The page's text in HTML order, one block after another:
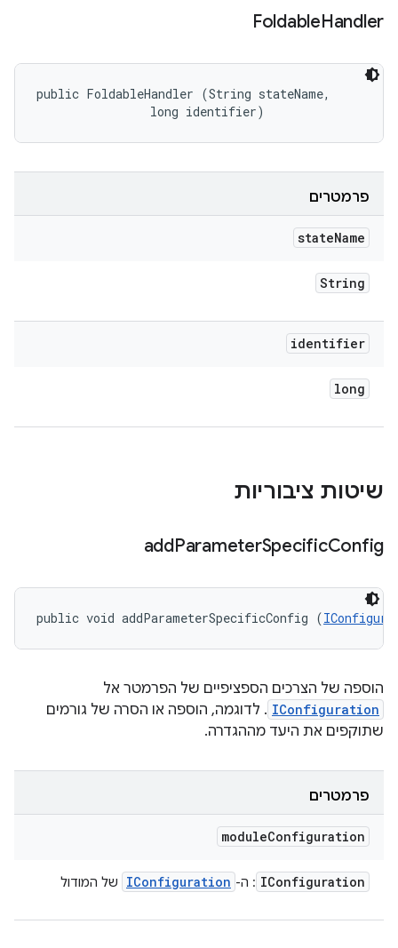
FoldableHandler
public FoldableHandler (String stateName,
                long identifier)
פרמטרים
stateName
String
identifier
long
שיטות ציבוריות
addParameterSpecificConfig
public void addParameterSpecificConfig (
הוספה של הצרכים הספציפיים של הפרמטר אל
IConfiguration . לדוגמה, הוספה או הסרה של גורמים
שתוקפים את היעד מההגדרה.
פרמטרים
moduleConfiguration
IConfiguration : ה- IConfiguration של המודול